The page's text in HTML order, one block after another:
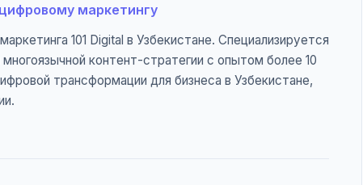
маркетингу
101 Digital в Узбекистане. Специализируется
контент-стратегии с опытом более 10
трансформации для бизнеса в Узбекистане,